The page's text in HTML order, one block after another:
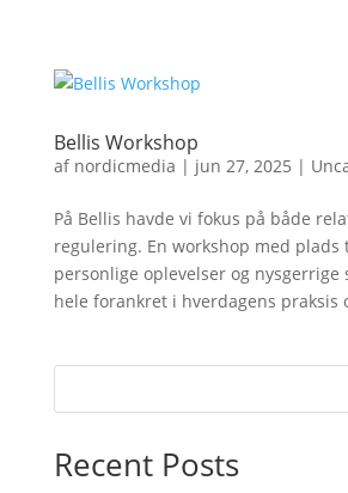
Bellis Workshop
af nordicmedia | jun 27, 2025 |
På Bellis havde vi fokus på både
regulering. En workshop med plads
personlige oplevelser og nysgerrige
hele forankret i hverdagens praksis
Recent Posts